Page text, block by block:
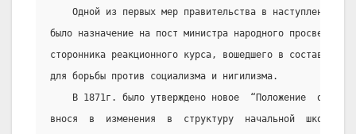
Одной из первых мер правительства в наступлении на
было назначение на пост министра народного
сторонника реакционного курса, вошедшего в состав
для борьбы против социализма и нигилизма.
В 1871г. было утверждено новое  “Положение  о
внося  в  изменения  в  структуру  начальной  школы,